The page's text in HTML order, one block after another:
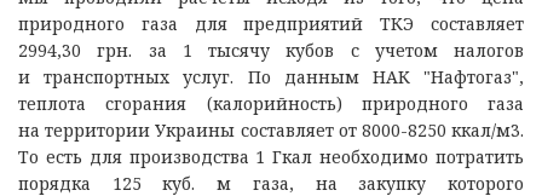
природного газа для предприятий ТКЭ составляет
2994,30 грн. за 1 тысячу кубов с учетом налогов
и транспортных услуг. По данным НАК "Нафтогаз",
теплота сгорания (калорийность) природного газа
на территории Украины составляет от 8000-8250 ккал/м3.
То есть для производства 1 Гкал необходимо потратить
порядка 125 куб. м газа, на закупку которого